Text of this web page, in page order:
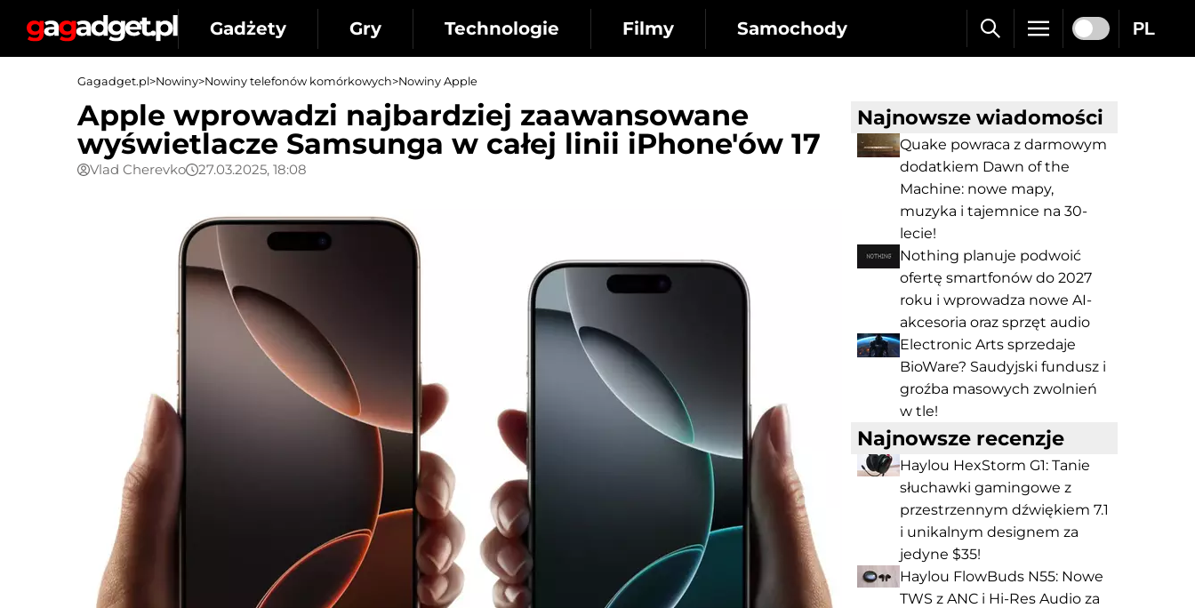
Gadżety Gry Technologie Filmy Samochody PL
Gagadget.pl>Nowiny>Nowiny telefonów komórkowych>Nowiny Apple
Apple wprowadzi najbardziej zaawansowane
wyświetlacze Samsunga w całej linii iPhone'ów 17
Vlad Cherevko 27.03.2025, 18:08
Najnowsze wiadomości
Quake powraca z darmowym
dodatkiem Dawn of the
Machine: nowe mapy,
muzyka i tajemnice na 30-
lecie!
Nothing planuje podwoić
ofertę smartfonów do 2027
roku i wprowadza nowe AI-
akcesoria oraz sprzęt audio
Electronic Arts sprzedaje
BioWare? Saudyjski fundusz i
groźba masowych zwolnień
w tle!
Najnowsze recenzje
Haylou HexStorm G1: Tanie
słuchawki gamingowe z
przestrzennym dźwiękiem 7.1
i unikalnym designem za
jedyne $35!
Haylou FlowBuds N55: Nowe
TWS z ANC i Hi-Res Audio za